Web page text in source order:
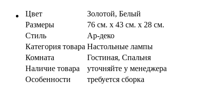
Цвет
Золотой, Белый
Размеры
76 см. x 43 см. x 28 см.
Стиль
Ар-деко
Категория товара Настольные лампы
Комната
Гостиная, Спальня
Наличие товара
уточняйте у менеджера
Особенности
требуется сборка